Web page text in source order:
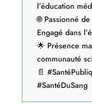
l’éducation
🌐 Passionné
Engagé dans
🌟 Présence
communauté
📄
#SantéDuSang